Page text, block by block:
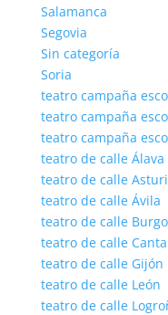
Salamanca
Segovia
Sin categoría
Soria
teatro campaña
teatro campaña
teatro campaña
teatro de calle Álava
teatro de calle
teatro de calle Ávila
teatro de calle
teatro de calle
teatro de calle Gijón
teatro de calle León
teatro de calle